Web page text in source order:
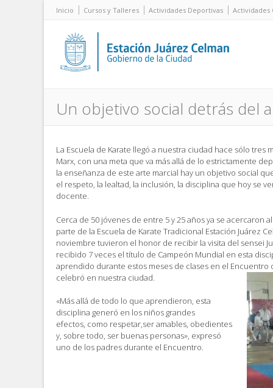
Inicio Cursos y Talleres Actividades Deportivas Actividades
Un objetivo social detrás del
La Escuela de Karate llegó a nuestra ciudad hace sólo tres
Marx, con una meta que va más allá de lo estrictamente
la enseñanza de este arte marcial hay un objetivo social
el respeto, la lealtad, la inclusión, la disciplina que hoy se
docente.
Cerca de 50 jóvenes de entre 5 y 25 años ya se acercaron
parte de la Escuela de Karate Tradicional Estación Juárez
noviembre tuvieron el honor de recibir la visita del sensei
recibido 7 veces el título de Campeón Mundial en esta
aprendido durante estos meses de clases en el Encuentro
celebró en nuestra ciudad.
«Más allá de todo lo que aprendieron, esta
disciplina generó en los niños grandes
efectos, como respetar,ser amables, obedientes
y, sobre todo, ser buenas personas», expresó
uno de los padres durante el Encuentro.